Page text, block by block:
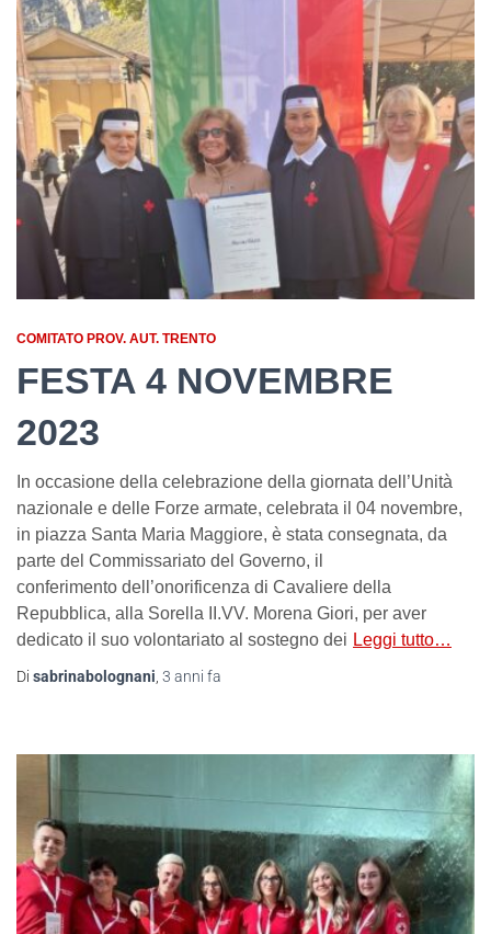
COMITATO PROV. AUT. TRENTO
FESTA 4 NOVEMBRE
2023
In occasione della celebrazione della giornata dell’Unità
nazionale e delle Forze armate, celebrata il 04 novembre,
in piazza Santa Maria Maggiore, è stata consegnata, da
parte del Commissariato del Governo, il
conferimento dell’onorificenza di Cavaliere della
Repubblica, alla Sorella II.VV. Morena Giori, per aver
dedicato il suo volontariato al sostegno dei Leggi tutto…
Di sabrinabolognani, 3 anni fa